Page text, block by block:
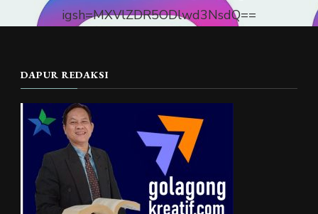
igsh=MXVlZDR5ODlwd3NsdQ==
DAPUR REDAKSI